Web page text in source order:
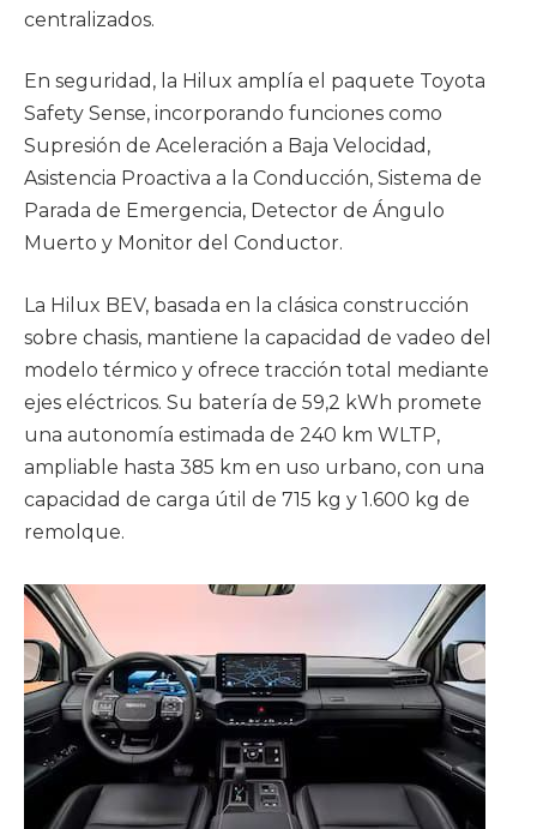
centralizados.
En seguridad, la Hilux amplía el paquete Toyota
Safety Sense, incorporando funciones como
Supresión de Aceleración a Baja Velocidad,
Asistencia Proactiva a la Conducción, Sistema de
Parada de Emergencia, Detector de Ángulo
Muerto y Monitor del Conductor.
La Hilux BEV, basada en la clásica construcción
sobre chasis, mantiene la capacidad de vadeo del
modelo térmico y ofrece tracción total mediante
ejes eléctricos. Su batería de 59,2 kWh promete
una autonomía estimada de 240 km WLTP,
ampliable hasta 385 km en uso urbano, con una
capacidad de carga útil de 715 kg y 1.600 kg de
remolque.